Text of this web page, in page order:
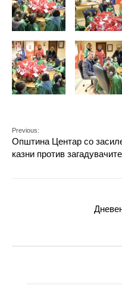
Previous:
Општина Центар со
казни против загадувачите